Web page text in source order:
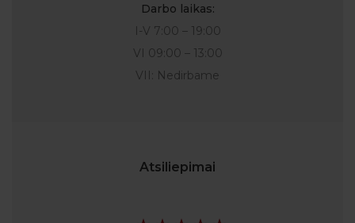
Darbo laikas:
I-V 7:00 – 19:00
VI 09:00 – 13:00
VII: Nedirbame
Atsiliepimai